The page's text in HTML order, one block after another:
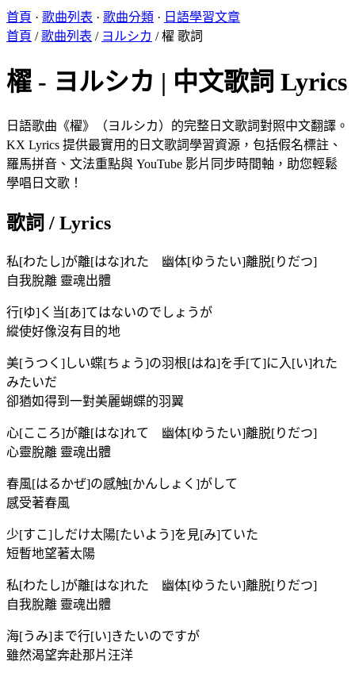
首頁 · 歌曲列表 · 歌曲分類 · 日語學習文章
首頁 /歌曲列表 / ヨルシカ /櫂 歌詞
櫂 - ヨルシカ | 中文歌詞 Lyrics
日語歌曲《櫂》（ヨルシカ）的完整日文歌詞對照中文翻譯。
KX Lyrics 提供最實用的日文歌詞學習資源，包括假名標註、
羅馬拼音、文法重點與 YouTube 影片同步時間軸，助您輕鬆
學唱日文歌！
歌詞 / Lyrics
私[わたし]が離[はな]れた 幽体[ゆうたい]離脱[りだつ]
自我脫離 靈魂出體
行[ゆ]く当[あ]てはないのでしょうが
縱使好像沒有目的地
美[うつく]しい蝶[ちょう]の羽根[はね]を手[て]に入[い]れた
みたいだ
卻猶如得到一對美麗蝴蝶的羽翼
心[こころ]が離[はな]れて 幽体[ゆうたい]離脱[りだつ]
心靈脫離 靈魂出體
春風[はるかぜ]の感触[かんしょく]がして
感受著春風
少[すこ]しだけ太陽[たいよう]を見[み]ていた
短暫地望著太陽
私[わたし]が離[はな]れた 幽体[ゆうたい]離脱[りだつ]
自我脫離 靈魂出體
海[うみ]まで行[い]きたいのですが
雖然渴望奔赴那片汪洋